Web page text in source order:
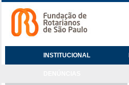
INSTITUCIONAL